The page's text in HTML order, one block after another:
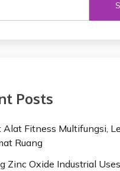
Posts
Alat Fitness Multifungsi,
Ruang
Zinc Oxide Industrial